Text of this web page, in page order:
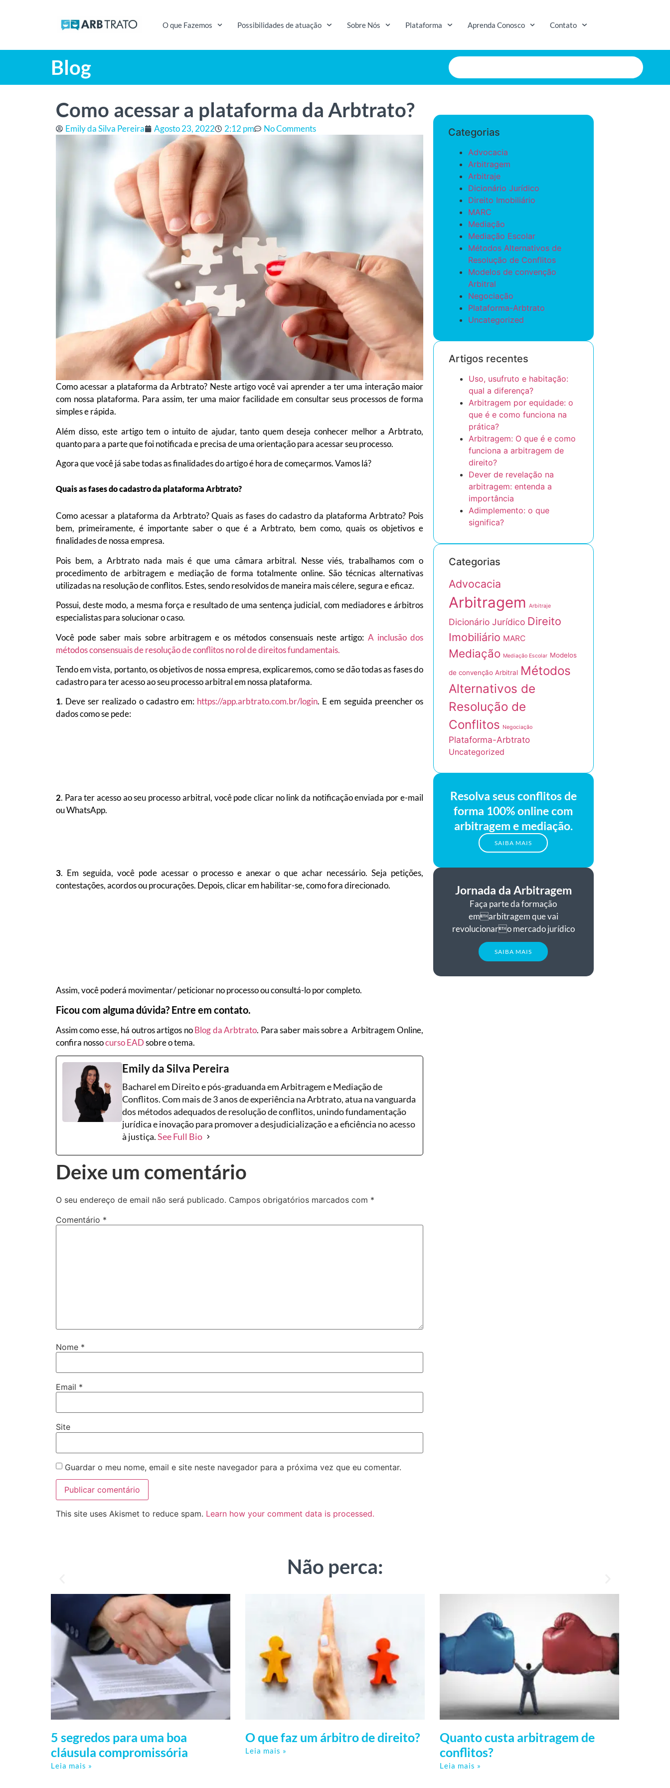
O que Fazemos Possibilidades de atuação Sobre Nós Plataforma Aprenda Conosco Contato
Blog
Como acessar a plataforma da Arbtrato?
Emily da Silva Pereira Agosto 23, 2022 2:12 pm No Comments
Como acessar a plataforma da Arbtrato? Neste artigo você vai aprender a ter uma interação maior
com nossa plataforma. Para assim, ter uma maior facilidade em consultar seus processos de forma
simples e rápida.
Além disso, este artigo tem o intuito de ajudar, tanto quem deseja conhecer melhor a Arbtrato,
quanto para a parte que foi notificada e precisa de uma orientação para acessar seu processo.
Agora que você já sabe todas as finalidades do artigo é hora de começarmos. Vamos lá?
Quais as fases do cadastro da plataforma Arbtrato?
Como acessar a plataforma da Arbtrato? Quais as fases do cadastro da plataforma Arbtrato? Pois
bem, primeiramente, é importante saber o que é a Arbtrato, bem como, quais os objetivos e
finalidades de nossa empresa.
Pois bem, a Arbtrato nada mais é que uma câmara arbitral. Nesse viés, trabalhamos com o
procedimento de arbitragem e mediação de forma totalmente online. São técnicas alternativas
utilizadas na resolução de conflitos. Estes, sendo resolvidos de maneira mais célere, segura e eficaz.
Possui, deste modo, a mesma força e resultado de uma sentença judicial, com mediadores e árbitros
especialistas para solucionar o caso.
Você pode saber mais sobre arbitragem e os métodos consensuais neste artigo: A inclusão dos
métodos consensuais de resolução de conflitos no rol de direitos fundamentais.
Tendo em vista, portanto, os objetivos de nossa empresa, explicaremos, como se dão todas as fases do
cadastro para ter acesso ao seu processo arbitral em nossa plataforma.
1. Deve ser realizado o cadastro em:https://app.arbtrato.com.br/login. E em seguida preencher os
dados como se pede:
2. Para ter acesso ao seu processo arbitral, você pode clicar no link da notificação enviada por e-mail
ou WhatsApp.
3. Em seguida, você pode acessar o processo e anexar o que achar necessário. Seja petições,
contestações, acordos ou procurações. Depois, clicar em habilitar-se, como fora direcionado.
Assim, você poderá movimentar/ peticionar no processo ou consultá-lo por completo.
Ficou com alguma dúvida? Entre em contato.
Assim como esse, há outros artigos noBlog da Arbtrato. Para saber mais sobre a Arbitragem Online,
confira nossocurso EADsobre o tema.
Emily da Silva Pereira
Bacharel em Direito e pós-graduanda em Arbitragem e Mediação de
Conflitos. Com mais de 3 anos de experiência na Arbtrato, atua na vanguarda
dos métodos adequados de resolução de conflitos, unindo fundamentação
jurídica e inovação para promover a desjudicialização e a eficiência no acesso
à justiça.See Full Bio
Deixe um comentário
O seu endereço de email não será publicado. Campos obrigatórios marcados com *
Comentário *
Nome *
Email *
Site
Guardar o meu nome, email e site neste navegador para a próxima vez que eu comentar.
This site uses Akismet to reduce spam. Learn how your comment data is processed.
Categorias
Advocacia
Arbitragem
Arbitraje
Dicionário Jurídico
Direito Imobiliário
MARC
Mediação
Mediação Escolar
Métodos Alternativos de
Resolução de Conflitos
Modelos de convenção
Arbitral
Negociação
Plataforma-Arbtrato
Uncategorized
Artigos recentes
Uso, usufruto e habitação:
qual a diferença?
Arbitragem por equidade: o
que é e como funciona na
prática?
Arbitragem: O que é e como
funciona a arbitragem de
direito?
Dever de revelação na
arbitragem: entenda a
importância
Adimplemento: o que
significa?
Categorias
Advocacia
Arbitragem Arbitraje
Dicionário Jurídico Direito
Imobiliário MARC
Mediação Mediação Escolar Modelos
de convenção Arbitral Métodos
Alternativos de
Resolução de
Conflitos Negociação
Plataforma-Arbtrato
Uncategorized
Resolva seus conflitos de
forma 100% online com
arbitragem e mediação.
SAIBA MAIS
Jornada da Arbitragem
Faça parte da formação
emarbitragem que vai
revolucionaro mercado jurídico
SAIBA MAIS
Não perca:
5 segredos para uma boa
cláusula compromissória
Leia mais »
O que faz um árbitro de direito?
Leia mais »
Quanto custa arbitragem de
conflitos?
Leia mais »